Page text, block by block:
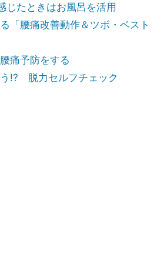
たときはお風呂を活用
「腰痛改善動作＆ツボ・ベスト
痛予防をする
!? 脱力セルフチェック